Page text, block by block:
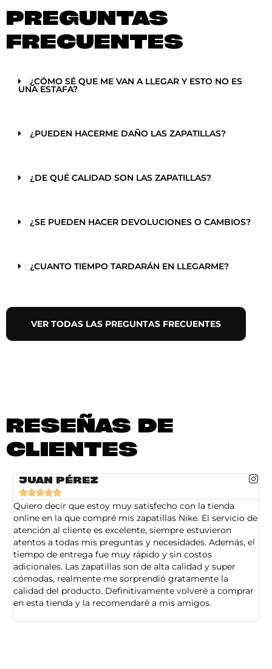
PREGUNTAS
FRECUENTES
¿CÓMO SÉ QUE ME VAN A LLEGAR Y ESTO NO ES
UNA ESTAFA?
¿PUEDEN HACERME DAÑO LAS ZAPATILLAS?
¿DE QUÉ CALIDAD SON LAS ZAPATILLAS?
¿SE PUEDEN HACER DEVOLUCIONES O CAMBIOS?
¿CUANTO TIEMPO TARDARÁN EN LLEGARME?
VER TODAS LAS PREGUNTAS FRECUENTES
RESEÑAS DE
CLIENTES
JUAN PÉREZ

Quiero decir que estoy muy satisfecho con la tienda
online en la que compré mis zapatillas Nike. El servicio de
atención al cliente es excelente, siempre estuvieron
atentos a todas mis preguntas y necesidades. Además, el
tiempo de entrega fue muy rápido y sin costos
adicionales. Las zapatillas son de alta calidad y super
cómodas, realmente me sorprendió gratamente la
calidad del producto. Definitivamente volveré a comprar
en esta tienda y la recomendaré a mis amigos.